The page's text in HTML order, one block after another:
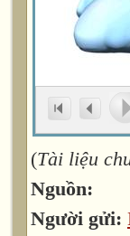
(Tài liệu
Nguồn:
Người gửi: